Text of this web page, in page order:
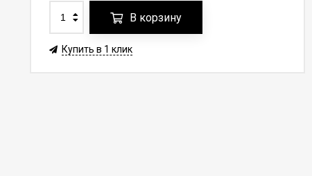
В корзину
Купить в 1 клик